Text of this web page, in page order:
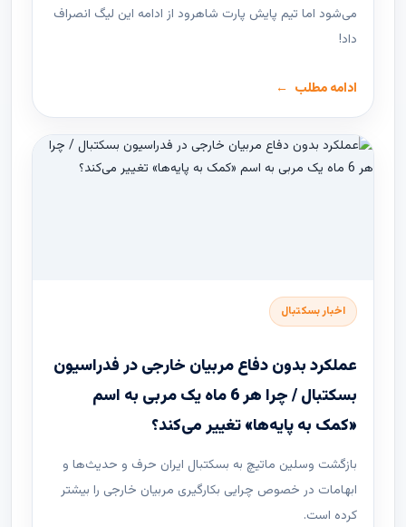
می‌شود اما تیم پایش پارت شاهرود از ادامه این لیگ انصراف
داد!
ادامه مطلب
اخبار بسکتبال
عملکرد بدون دفاع مربیان خارجی در فدراسیون
بسکتبال / چرا هر 6 ماه یک مربی به اسم
«کمک به پایه‌ها» تغییر می‌کند؟
بازگشت وسلین ماتیچ به بسکتبال ایران حرف و حدیث‌ها و
ابهامات در خصوص چرایی بکارگیری مربیان خارجی را بیشتر
کرده است.